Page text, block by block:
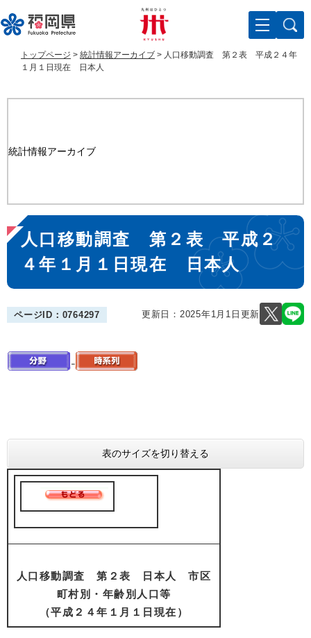
ー
ジ
ニ
ュ
文
トップページ > 統計情報アーカイブ > 人口移動調査 第２表 平成２４年
１月１日現在 日本人
統計情報アーカイブ
本
文
人口移動調査 第２表 平成２
４年１月１日現在 日本人
ページID：0764297 更新日：2025年1月1日更新
表のサイズを切り替える
人口移動調査 第２表 日本人 市区
町村別・年齢別人口等
（平成２４年１月１日現在）